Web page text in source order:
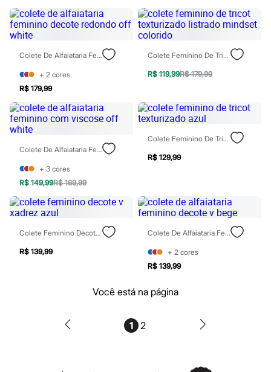
Tratamento
Cuidados com o rosto
Esfoliante
Protetor solar
Tônicos
Maquiagens
Base
Batom
Blush
Corretivo
Gloss
Pó facial
Sombras
Al Wataniah
Banderas
Beleza C&A
Boca Rosa
Bruna Tavares
Carolina Herrera
Ciclo
Jean Paul Gaultier
Colete De Alfaiataria Feminino Decote Redondo Off White
+ 2 cores
R$ 179,99
Colete Feminino De Tricot Texturizado Listrado Mindset Colorido
R$ 119,99R$ 179,99
Colete De Alfaiataria Feminino Com Viscose Off White
+ 3 cores
R$ 149,99R$ 169,99
Colete Feminino De Tricot Texturizado Azul
R$ 129,99
Colete Feminino Decote V Xadrez Azul
R$ 139,99
Colete De Alfaiataria Feminino Decote V Bege
+ 2 cores
R$ 139,99
Você está na página
1 2